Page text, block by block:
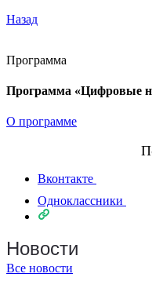
Назад
Программа
Программа «Цифровые
О программе
Вконтакте
Одноклассники
Новости
Все новости